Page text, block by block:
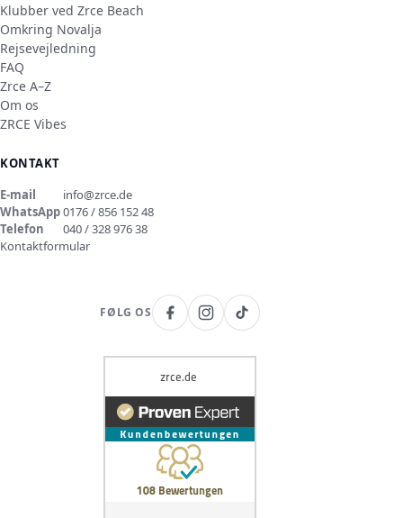
Klubber ved Zrce Beach
Omkring Novalja
Rejsevejledning
FAQ
Zrce A–Z
Om os
ZRCE Vibes
KONTAKT
E-mail
info@zrce.de
WhatsApp0176 / 856 152 48
Telefon
040 / 328 976 38
Kontaktformular
FØLG OS